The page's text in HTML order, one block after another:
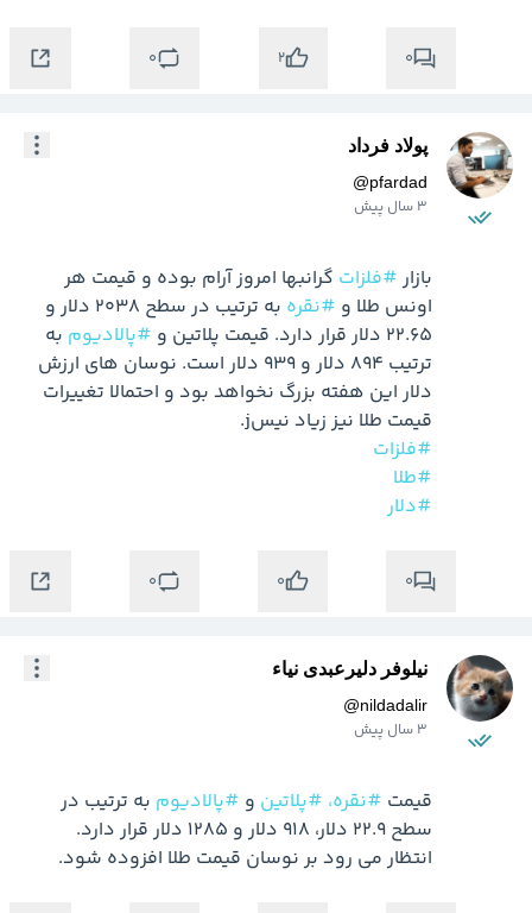
0
2
0
پولاد فرداد
@pfardad
3 سال پیش
بازار #فلزات
اونس طلا و #نقره
22.65 دلار قرار دارد. قیمت پلاتین و
#پالادیوم
قیمت طلا نیز زیاد نیسj.
#فلزات
#طلا
#دلار
0
0
0
نیلوفر دلیرعبدی نیاء
@nildadalir
3 سال پیش
قیمت #نقره، #پلاتین و #پالادیوم
انتظار می رود بر نوسان قیمت طلا افزوده شود.